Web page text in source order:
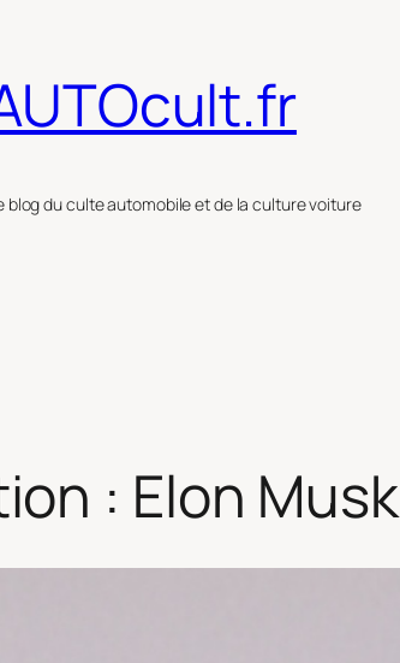
blog du culte automobile et de la culture voiture
: Elon Musk